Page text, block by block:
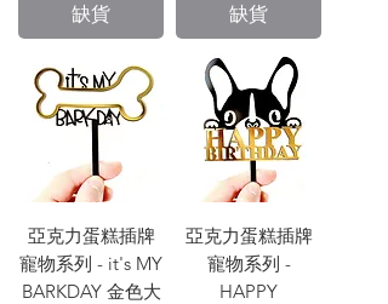
缺貨 缺貨
亞克力蛋糕插牌
寵物系列 - it's MY
BARKDAY 金色大
亞克力蛋糕插牌
寵物系列 -
HAPPY